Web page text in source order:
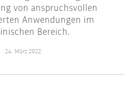
von anspruchsvollen
Anwendungen im
Bereich.
24. März 2022